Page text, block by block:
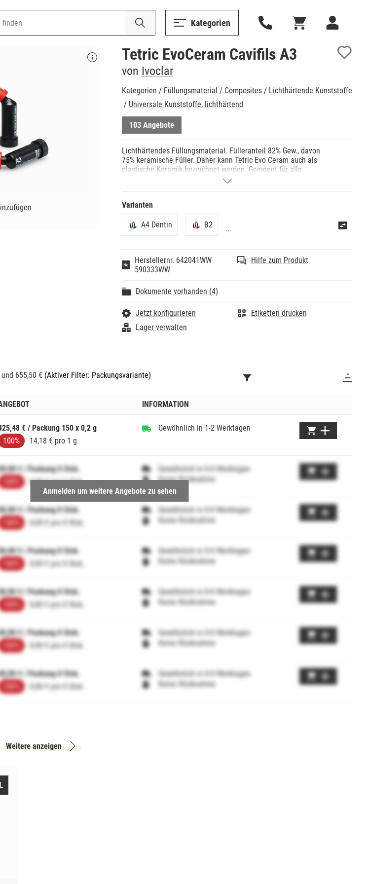
Kategorien
Tetric EvoCeram Cavifils A3
von Ivoclar
Kategorien / Füllungsmaterial / Composites / Lichthärtende Kunststoffe
/ Universale Kunststoffe, lichthärtend
103 Angebote
Lichthärtendes Füllungsmaterial. Fülleranteil 82% Gew., davon
75% keramische Füller. Daher kann Tetric Evo Ceram auch als
plastische Keramik bezeichnet werden. Geeignet für alle
Füllungsklassen. Hohe Röntgenopazität. Kontinuierliche
Varianten
A4 Dentin B2 ...
Herstellernr. 642041WW
590333WW
Hilfe zum Produkt
Dokumente vorhanden (4)
Jetzt konfigurieren
Lager verwalten
Etiketten drucken
655,50 € (Aktiver Filter: Packungsvariante)
INFORMATION
€ / Packung 150 x 0,2 g
100%
14,18 € pro 1 g
Gewöhnlich in 1-2 Werktagen
Anmelden um weitere Angebote zu sehen
€ / Packung 0 Stck.
0,00 € pro 0 Stck.
Gewöhnlich in 0-0 Werktagen
Keine Rücknahme
€ / Packung 0 Stck.
0,00 € pro 0 Stck.
Gewöhnlich in 0-0 Werktagen
Keine Rücknahme
€ / Packung 0 Stck.
0,00 € pro 0 Stck.
Gewöhnlich in 0-0 Werktagen
Keine Rücknahme
€ / Packung 0 Stck.
0,00 € pro 0 Stck.
Gewöhnlich in 0-0 Werktagen
Keine Rücknahme
€ / Packung 0 Stck.
0,00 € pro 0 Stck.
Gewöhnlich in 0-0 Werktagen
Keine Rücknahme
€ / Packung 0 Stck.
0,00 € pro 0 Stck.
Gewöhnlich in 0-0 Werktagen
Keine Rücknahme
Weitere anzeigen